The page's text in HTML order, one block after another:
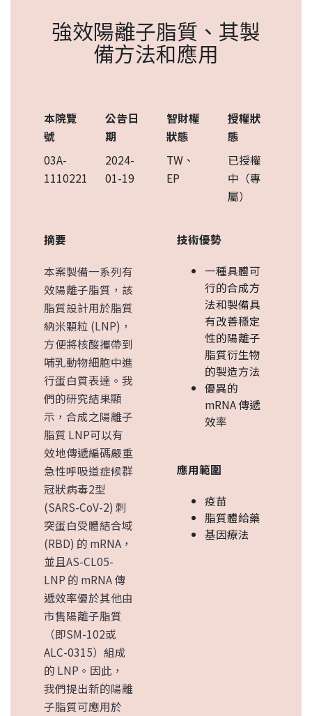
強效陽離子脂質、其製
備方法和應用
本院覽
號
03A-
1110221
公告日
期
2024-
01-19
智財權
狀態
TW、
EP
授權狀
態
已授權
中（專
屬）
摘要
本案製備一系列有
效陽離子脂質，該
脂質設計用於脂質
納米顆粒 (LNP)，
方便將核酸攜帶到
哺乳動物細胞中進
行蛋白質表達。我
們的研究結果顯
示，合成之陽離子
脂質 LNP可以有
效地傳遞編碼嚴重
急性呼吸道症候群
冠狀病毒2型
(SARS-CoV-2) 刺
突蛋白受體結合域
(RBD) 的 mRNA，
並且AS-CL05-
LNP 的 mRNA 傳
遞效率優於其他由
市售陽離子脂質
（即SM-102或
ALC-0315）組成
的 LNP。因此，
我們提出新的陽離
子脂質可應用於
技術優勢
一種具體可
行的合成方
法和製備具
有改善穩定
性的陽離子
脂質衍生物
的製造方法
優異的
mRNA 傳遞
效率
應用範圍
疫苗
脂質體給藥
基因療法